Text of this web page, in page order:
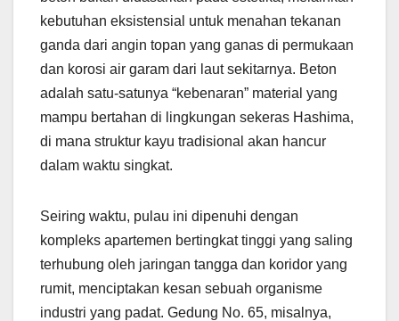
kebutuhan eksistensial untuk menahan tekanan
ganda dari angin topan yang ganas di permukaan
dan korosi air garam dari laut sekitarnya. Beton
adalah satu-satunya “kebenaran” material yang
mampu bertahan di lingkungan sekeras Hashima,
di mana struktur kayu tradisional akan hancur
dalam waktu singkat.
Seiring waktu, pulau ini dipenuhi dengan
kompleks apartemen bertingkat tinggi yang saling
terhubung oleh jaringan tangga dan koridor yang
rumit, menciptakan kesan sebuah organisme
industri yang padat. Gedung No. 65, misalnya,